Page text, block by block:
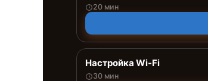
20 мин
Настройка Wi-Fi
30 мин